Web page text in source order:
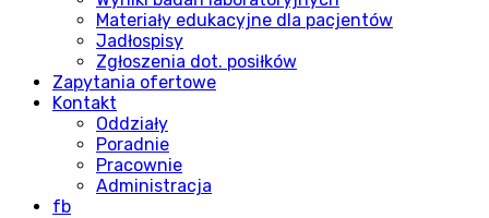
Materiały edukacyjne dla pacjentów
Jadłospisy
Zgłoszenia dot. posiłków
Zapytania ofertowe
Kontakt
Oddziały
Poradnie
Pracownie
Administracja
fb